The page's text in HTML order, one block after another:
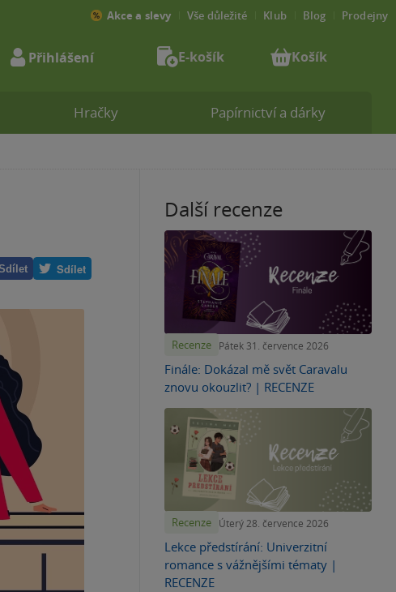
Sdílet
Další recenze
Recenze Pátek 31. července 2026
Finále: Dokázal mě svět Caravalu
znovu okouzlit? | RECENZE
Recenze Úterý 28. července 2026
Lekce předstírání: Univerzitní
romance s vážnějšími tématy |
RECENZE
Hračky Papírnictví a dárky
Akce a slevy Vše důležité Klub Blog Prodejny
Přihlášení E-košík Košík